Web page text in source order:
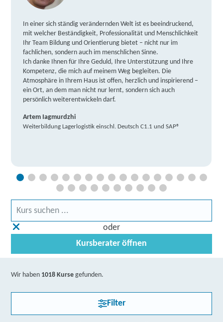
In einer sich ständig verändernden Welt ist es beeindruckend,
mit welcher Beständigkeit, Professionalität und Menschlichkeit
Ihr Team Bildung und Orientierung bietet – nicht nur im
fachlichen, sondern auch im menschlichen Sinne.
Ich danke Ihnen für Ihre Geduld, Ihre Unterstützung und Ihre
Kompetenz, die mich auf meinem Weg begleiten. Die
Atmosphäre in Ihrem Haus ist offen, herzlich und inspirierend –
ein Ort, an dem man nicht nur lernt, sondern sich auch
persönlich weiterentwickeln darf.
Artem Iagmurdzhi
Weiterbildung Lagerlogistik einschl. Deutsch C1.1 und SAP®
oder
Kursberater öffnen
Wir haben 1018 Kurse gefunden.
Filter